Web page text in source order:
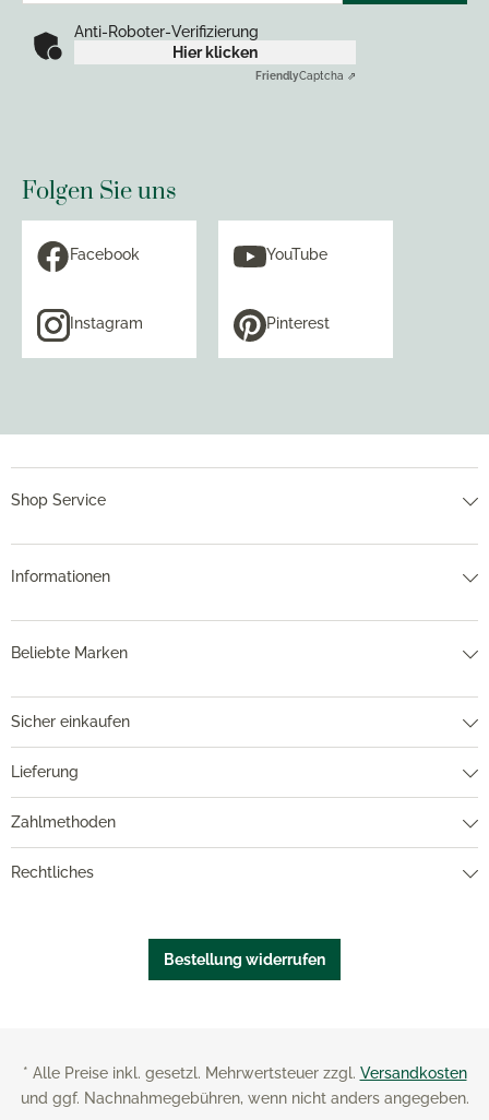
Anti-Roboter-Verifizierung
Hier klicken
FriendlyCaptcha ⇗
Folgen Sie uns
Facebook YouTube
Instagram Pinterest
Shop Service
Informationen
Beliebte Marken
Sicher einkaufen
Lieferung
Zahlmethoden
Rechtliches
Bestellung widerrufen
* Alle Preise inkl. gesetzl. Mehrwertsteuer zzgl. Versandkosten
und ggf. Nachnahmegebühren, wenn nicht anders angegeben.